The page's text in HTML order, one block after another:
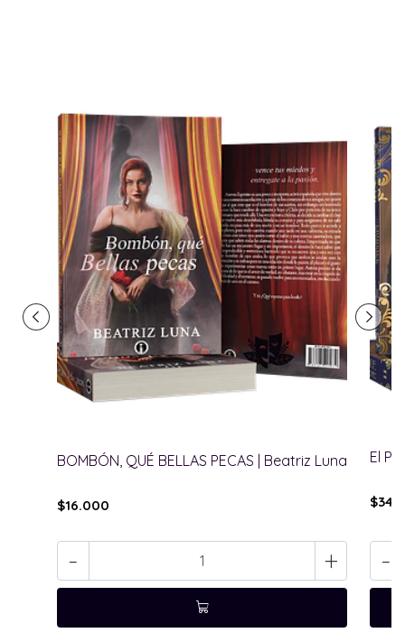
BOMBÓN, QUÉ BELLAS PECAS | Beatriz Luna
$16.000
- +
El
-